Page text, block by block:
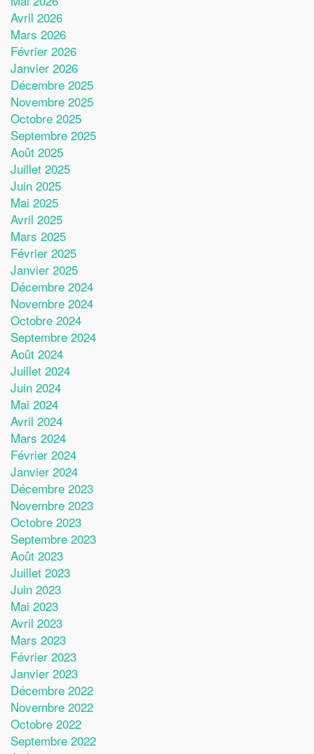
Avril 2026
Mars 2026
Février 2026
Janvier 2026
Décembre 2025
Novembre 2025
Octobre 2025
Septembre 2025
Août 2025
Juillet 2025
Juin 2025
Mai 2025
Avril 2025
Mars 2025
Février 2025
Janvier 2025
Décembre 2024
Novembre 2024
Octobre 2024
Septembre 2024
Août 2024
Juillet 2024
Juin 2024
Mai 2024
Avril 2024
Mars 2024
Février 2024
Janvier 2024
Décembre 2023
Novembre 2023
Octobre 2023
Septembre 2023
Août 2023
Juillet 2023
Juin 2023
Mai 2023
Avril 2023
Mars 2023
Février 2023
Janvier 2023
Décembre 2022
Novembre 2022
Octobre 2022
Septembre 2022